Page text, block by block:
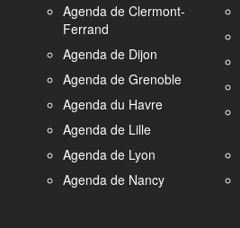
Agenda de Clermont-
Ferrand
Agenda de Dijon
Agenda de Grenoble
Agenda du Havre
Agenda de Lille
Agenda de Lyon
Agenda de Nancy